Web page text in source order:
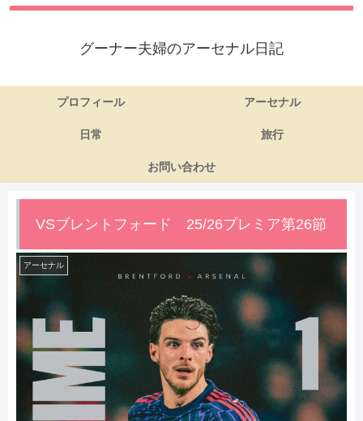
グーナー夫婦のアーセナル日記
プロフィール アーセナル
日常 旅行
お問い合わせ
VSブレントフォード 25/26プレミア第26節
アーセナル